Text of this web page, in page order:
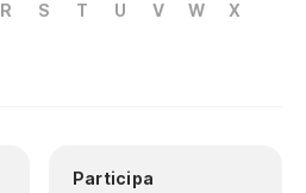
R S T U V W
X
Participa